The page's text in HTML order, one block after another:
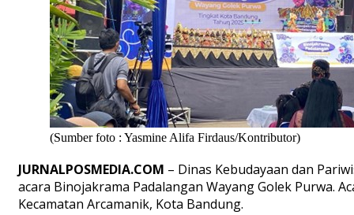
(Sumber foto : Yasmine Alifa Firdaus/Kontributor)
JURNALPOSMEDIA.COM – Dinas Kebudayaan dan
acara Binojakrama Padalangan Wayang Golek Purwa.
Kecamatan Arcamanik, Kota Bandung.